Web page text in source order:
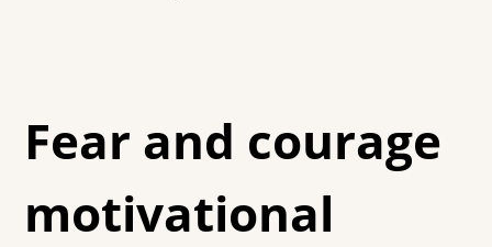
Fear and courage
motivational